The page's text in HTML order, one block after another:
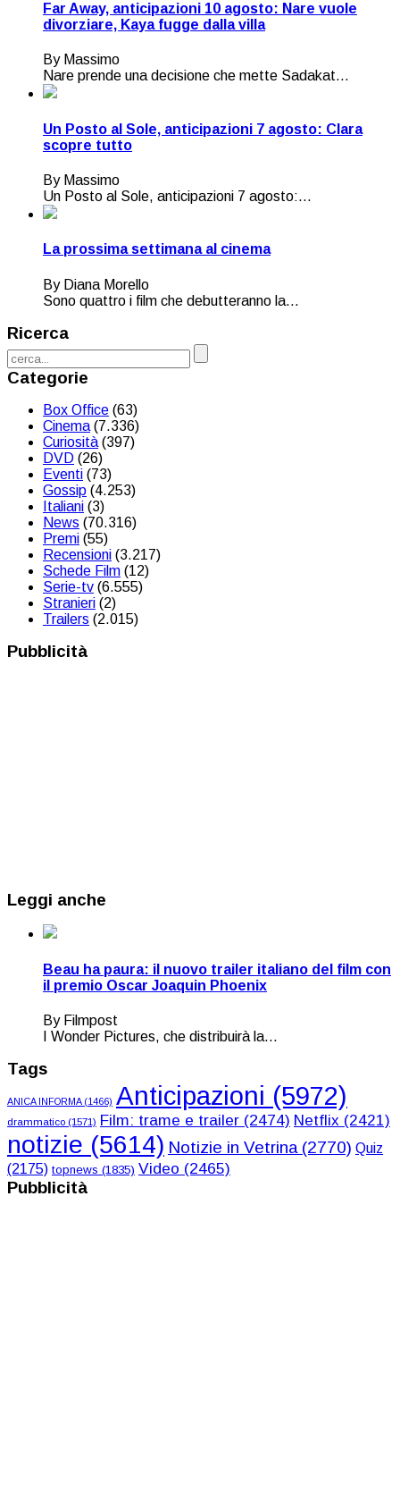
Far Away, anticipazioni 10 agosto: Nare vuole
divorziare, Kaya fugge dalla villa
By Massimo
Nare prende una decisione che mette Sadakat...
Un Posto al Sole, anticipazioni 7 agosto: Clara
scopre tutto
By Massimo
Un Posto al Sole, anticipazioni 7 agosto:...
La prossima settimana al cinema
By Diana Morello
Sono quattro i film che debutteranno la...
Ricerca
Categorie
Box Office (63)
Cinema (7.336)
Curiosità (397)
DVD (26)
Eventi (73)
Gossip (4.253)
Italiani (3)
News (70.316)
Premi (55)
Recensioni (3.217)
Schede Film (12)
Serie-tv (6.555)
Stranieri (2)
Trailers (2.015)
Pubblicità
Leggi anche
Beau ha paura: il nuovo trailer italiano del film con
il premio Oscar Joaquin Phoenix
By Filmpost
I Wonder Pictures, che distribuirà la...
Tags
ANICA INFORMA(1466) Anticipazioni (5972)
drammatico (1571) Film: trame e trailer (2474) Netflix (2421)
notizie (5614) Notizie in Vetrina(2770) Quiz
(2175) topnews (1835) Video (2465)
Pubblicità